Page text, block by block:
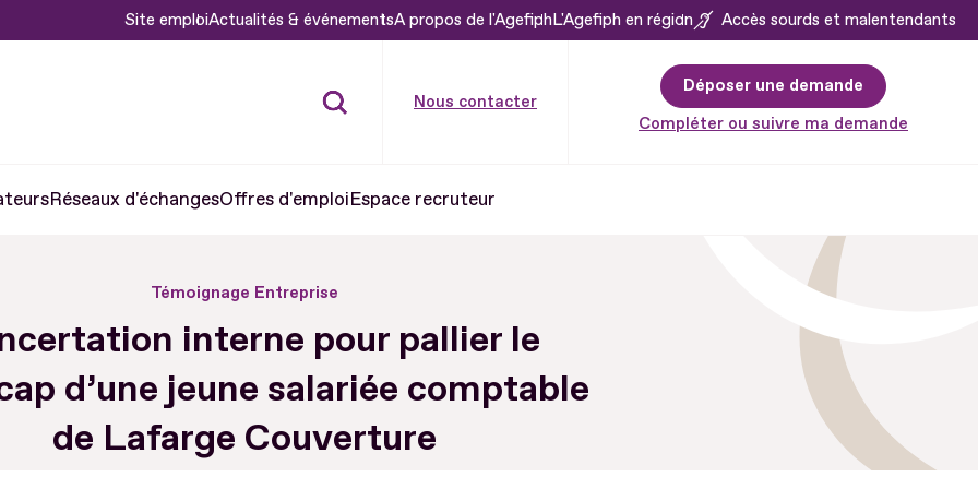
Site emploiActualités & événementsA propos de l'AgefiphL'Agefiph en région Accès sourds et malentendants
Nous contacter
Déposer une demande
Compléter ou suivre ma demande
Réseaux d'échangesOffres d'emploiEspace recruteur
Témoignage Entreprise
interne pour pallier le
d’une jeune salariée comptable
de Lafarge Couverture